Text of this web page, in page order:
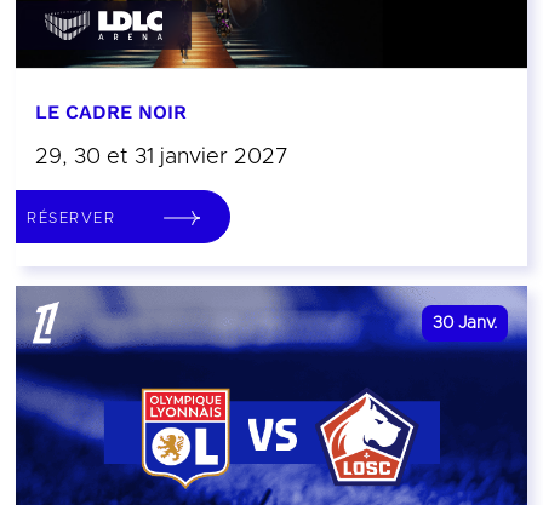
LE CADRE NOIR
29, 30 et 31 janvier 2027
RÉSERVER
30 Janv.